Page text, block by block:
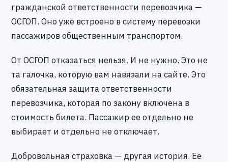
гражданской ответственности перевозчика —
ОСГОП. Оно уже встроено в систему перевозки
пассажиров общественным транспортом.
От ОСГОП отказаться нельзя. И не нужно. Это не
та галочка, которую вам навязали на сайте. Это
обязательная защита ответственности
перевозчика, которая по закону включена в
стоимость билета. Пассажир ее отдельно не
выбирает и отдельно не отключает.
Добровольная страховка — другая история. Ее